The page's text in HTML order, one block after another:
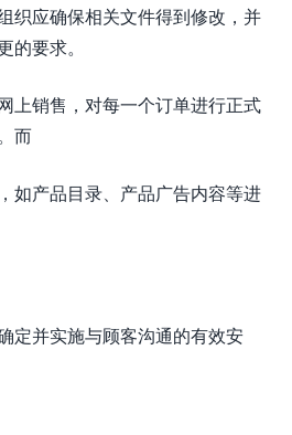
织应确保相关文件得到修改，并
的要求。
上销售，对每一个订单进行正式
而
如产品目录、产品广告内容等进
定并实施与顾客沟通的有效安